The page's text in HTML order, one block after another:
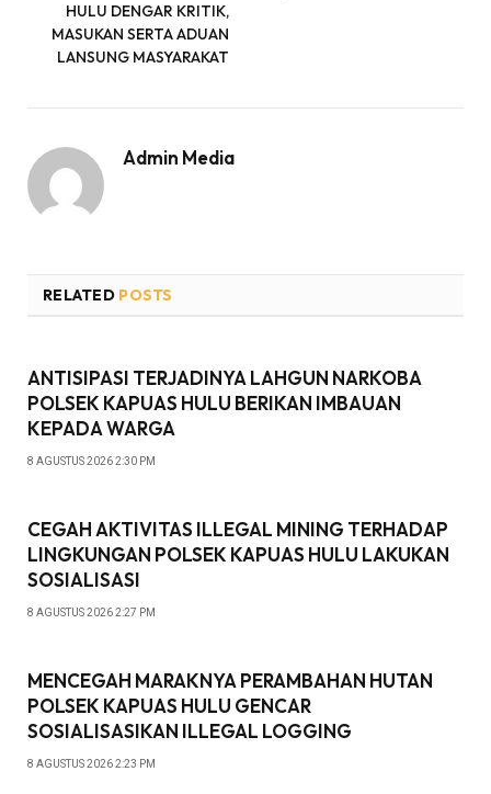
HULU DENGAR KRITIK,
MASUKAN SERTA ADUAN
LANSUNG MASYARAKAT
Admin Media
RELATED POSTS
ANTISIPASI TERJADINYA LAHGUN NARKOBA
POLSEK KAPUAS HULU BERIKAN IMBAUAN
KEPADA WARGA
8 AGUSTUS 2026 2:30 PM
CEGAH AKTIVITAS ILLEGAL MINING TERHADAP
LINGKUNGAN POLSEK KAPUAS HULU LAKUKAN
SOSIALISASI
8 AGUSTUS 2026 2:27 PM
MENCEGAH MARAKNYA PERAMBAHAN HUTAN
POLSEK KAPUAS HULU GENCAR
SOSIALISASIKAN ILLEGAL LOGGING
8 AGUSTUS 2026 2:23 PM